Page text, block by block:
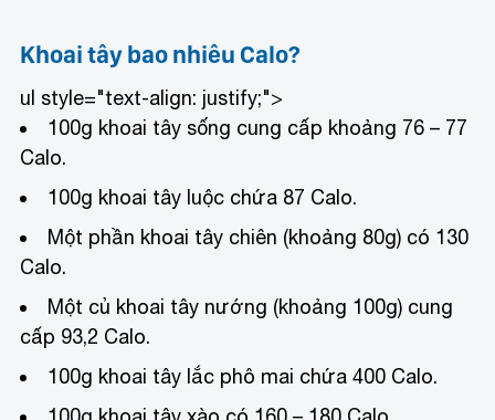
Khoai tây bao nhiêu Calo?
ul style="text-align: justify;">
100g khoai tây sống cung cấp khoảng 76 – 77
Calo.
100g khoai tây luộc chứa 87 Calo.
Một phần khoai tây chiên (khoảng 80g) có 130
Calo.
Một củ khoai tây nướng (khoảng 100g) cung
cấp 93,2 Calo.
100g khoai tây lắc phô mai chứa 400 Calo.